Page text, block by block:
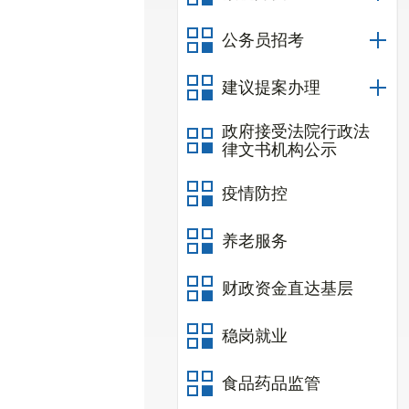
公务员招考
建议提案办理
政府接受法院行政法
律文书机构公示
疫情防控
养老服务
财政资金直达基层
稳岗就业
食品药品监管